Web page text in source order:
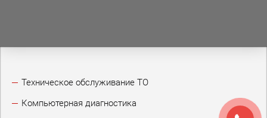
Техническое обслуживание ТО
Компьютерная диагностика